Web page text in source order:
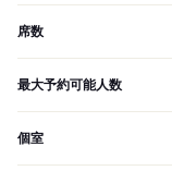
席数
最大予約可能人数
個室